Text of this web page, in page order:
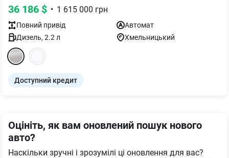
36 186 $ • 1 615 000 грн
Повний привід
Автомат
Дизель, 2.2 л Хмельницький
Доступний кредит
Оцініть, як вам оновлений пошук нового
авто?
Наскільки зручні і зрозумілі ці оновлення для вас?